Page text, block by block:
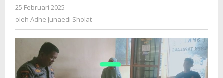
25 Februari 2025
Adhe
oleh Adhe Junaedi Sholat